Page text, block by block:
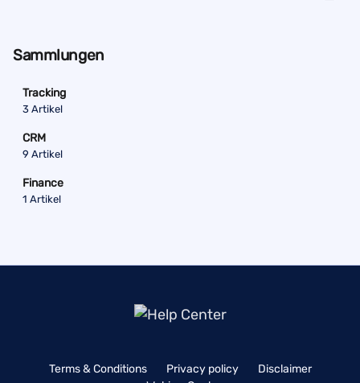
Sammlungen
Tracking
3 Artikel
CRM
9 Artikel
Finance
1 Artikel
Terms & Conditions Privacy policy
Disclaimer